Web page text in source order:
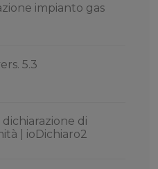
impianto gas
5.3
di
| ioDichiaro2